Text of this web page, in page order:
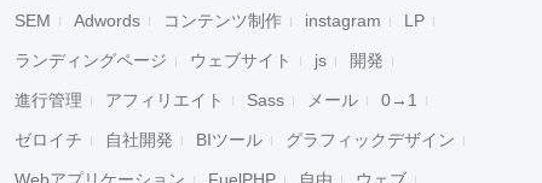
SEM Adwords コンテンツ制作 instagram LP
ランディングページ ウェブサイト js 開発
進行管理 アフィリエイト Sass メール 0→1
ゼロイチ 自社開発 BIツール グラフィックデザイン